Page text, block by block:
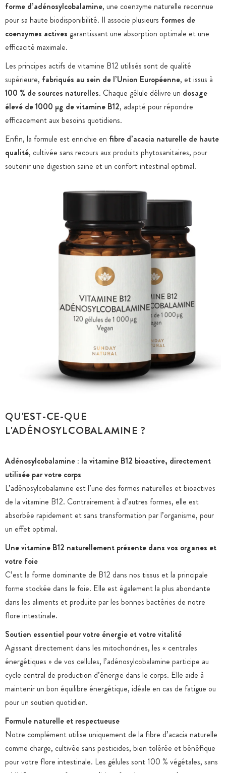
forme d’adénosylcobalamine, une coenzyme naturelle reconnue
pour sa haute biodisponibilité. Il associe plusieurs formes de
coenzymes actives garantissant une absorption optimale et une
efficacité maximale.
Les principes actifs de vitamine B12 utilisés sont de qualité
supérieure, fabriqués au sein de l’Union Européenne, et issus à
100 % de sources naturelles. Chaque gélule délivre un dosage
élevé de 1000 µg de vitamine B12, adapté pour répondre
efficacement aux besoins quotidiens.
Enfin, la formule est enrichie en fibre d’acacia naturelle de haute
qualité, cultivée sans recours aux produits phytosanitaires, pour
soutenir une digestion saine et un confort intestinal optimal.
QU'EST-CE-QUE
L'ADÉNOSYLCOBALAMINE ?
Adénosylcobalamine : la vitamine B12 bioactive, directement
utilisée par votre corps
L’adénosylcobalamine est l’une des formes naturelles et bioactives
de la vitamine B12. Contrairement à d’autres formes, elle est
absorbée rapidement et sans transformation par l’organisme, pour
un effet optimal.
Une vitamine B12 naturellement présente dans vos organes et
votre foie
C’est la forme dominante de B12 dans nos tissus et la principale
forme stockée dans le foie. Elle est également la plus abondante
dans les aliments et produite par les bonnes bactéries de notre
flore intestinale.
Soutien essentiel pour votre énergie et votre vitalité
Agissant directement dans les mitochondries, les « centrales
énergétiques » de vos cellules, l’adénosylcobalamine participe au
cycle central de production d’énergie dans le corps. Elle aide à
maintenir un bon équilibre énergétique, idéale en cas de fatigue ou
pour un soutien quotidien.
Formule naturelle et respectueuse
Notre complément utilise uniquement de la fibre d’acacia naturelle
comme charge, cultivée sans pesticides, bien tolérée et bénéfique
pour votre flore intestinale. Les gélules sont 100 % végétales, sans